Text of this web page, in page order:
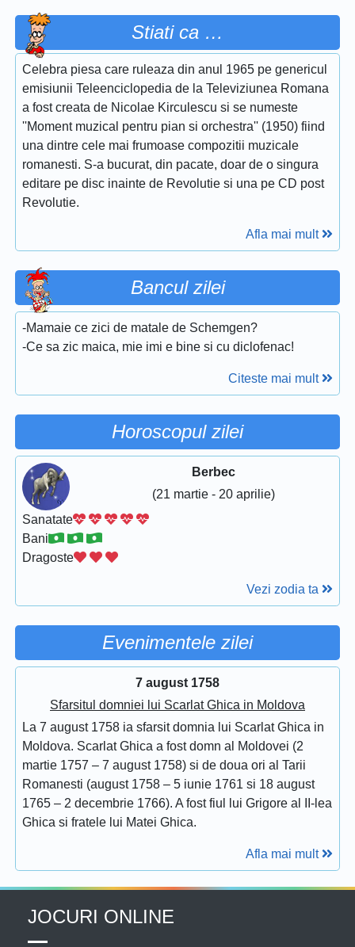
Stiati ca …
Celebra piesa care ruleaza din anul 1965 pe genericul
emisiunii Teleenciclopedia de la Televiziunea Romana
a fost creata de Nicolae Kirculescu si se numeste
''Moment muzical pentru pian si orchestra'' (1950) fiind
una dintre cele mai frumoase compozitii muzicale
romanesti. S-a bucurat, din pacate, doar de o singura
editare pe disc inainte de Revolutie si una pe CD post
Revolutie.
Afla mai mult
Bancul zilei
-Mamaie ce zici de matale de Schemgen?
-Ce sa zic maica, mie imi e bine si cu diclofenac!
Citeste mai mult
Horoscopul zilei
Berbec
(21 martie - 20 aprilie)
Sanatate
Bani
Dragoste
Vezi zodia ta
Evenimentele zilei
7 august 1758
Sfarsitul domniei lui Scarlat Ghica in Moldova
La 7 august 1758 ia sfarsit domnia lui Scarlat Ghica in
Moldova. Scarlat Ghica a fost domn al Moldovei (2
martie 1757 – 7 august 1758) si de doua ori al Tarii
Romanesti (august 1758 – 5 iunie 1761 si 18 august
1765 – 2 decembrie 1766). A fost fiul lui Grigore al II-lea
Ghica si fratele lui Matei Ghica.
Afla mai mult
JOCURI ONLINE